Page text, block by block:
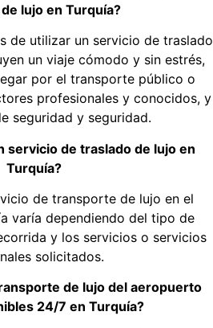
lujo en Turquía?
de utilizar un servicio de traslado
un viaje cómodo y sin estrés,
por el transporte público o
profesionales y conocidos, y
seguridad y seguridad.
servicio de traslado de lujo en
Turquía?
de transporte de lujo en el
varía dependiendo del tipo de
y los servicios o servicios
solicitados.
de lujo del aeropuerto
24/7 en Turquía?